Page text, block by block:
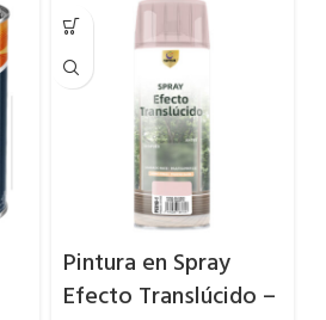
Pintura en Spray
Efecto Translúcido –